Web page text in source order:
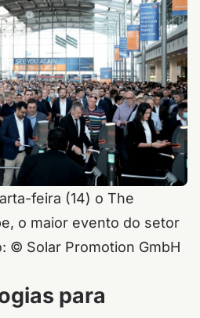
feira (14) o The
o maior evento do setor
© Solar Promotion GmbH
para